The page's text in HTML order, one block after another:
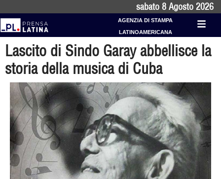
sabato 8 Agosto 2026
AGENZIA DI STAMPA
LATINOAMERICANA
Lascito di Sindo Garay abbellisce la
storia della musica di Cuba